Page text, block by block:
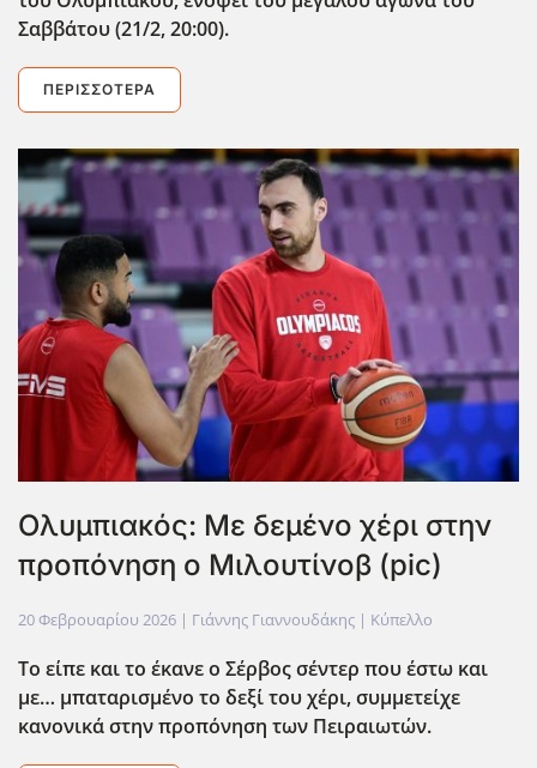
Σαββάτου (21/2, 20:00).
ΠΕΡΙΣΣΌΤΕΡΑ
Ολυμπιακός: Με δεμένο χέρι στην
προπόνηση ο Μιλουτίνοβ (pic)
20 Φεβρουαρίου 2026 | Γιάννης Γιαννουδάκης | Κύπελλο
Το είπε και το έκανε ο Σέρβος σέντερ που έστω και
με… μπαταρισμένο το δεξί του χέρι, συμμετείχε
κανονικά στην προπόνηση των Πειραιωτών.